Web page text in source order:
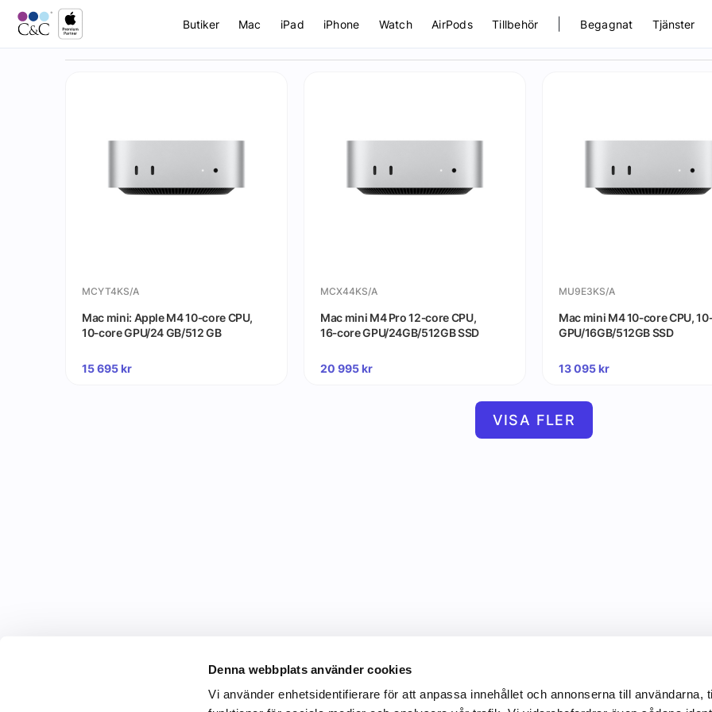
Denna webbplats använder cookies
Vi använder enhetsidentifierare för att anpassa innehållet och annonserna till användarna,
Butiker Mac iPad iPhone Watch AirPods Tillbehör Begagnat Tjänster
MCYT4KS/A
Mac mini: Apple M4 10‑core CPU,
10‑core GPU/24 GB/512 GB
15 695kr
MCX44KS/A
Mac mini M4 Pro 12‑core CPU,
16‑core GPU/24GB/512GB SSD
20 995kr
MU9E3KS/A
Mac mini M4 10‑core CPU,
GPU/16GB/512GB SSD
13 095kr
VISA FLER